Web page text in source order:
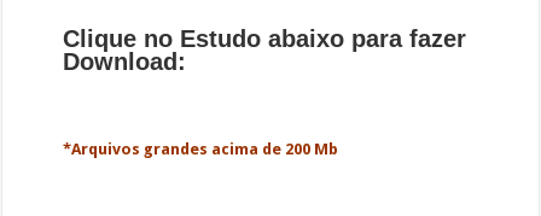
Clique no Estudo abaixo para fazer
Download:
*Arquivos grandes acima de 200 Mb